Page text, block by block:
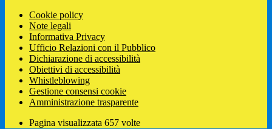
Cookie policy
Note legali
Informativa Privacy
Ufficio Relazioni con il Pubblico
Dichiarazione di accessibilità
Obiettivi di accessibilità
Whistleblowing
Gestione consensi cookie
Amministrazione trasparente
Pagina visualizzata 657 volte